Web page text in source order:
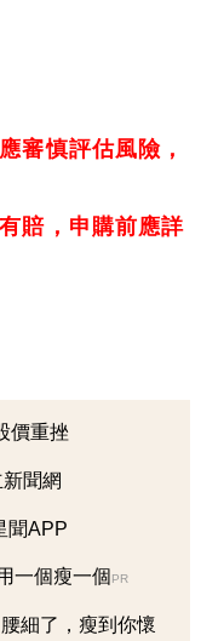
審慎評估風險，
賠，申購前應詳
價重挫
聞網
聞APP
一個瘦一個PR
細了，瘦到你懷